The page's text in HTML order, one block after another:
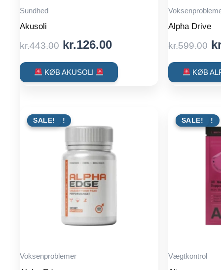
Sundhed
Akusoli
kr.443.00 Original
price
was:
kr.126.00Current
price
is:
KØB AKUSOLI
Alpha Drive
kr.599.00
KØB
TILBUD !
SALE!
Voksenproblemer
TILBUD !
SALE!
Vægtkontrol